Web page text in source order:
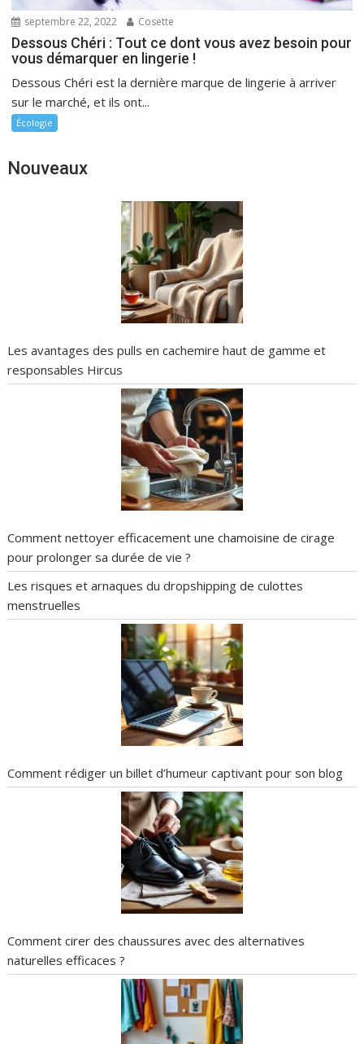
septembre 22, 2022 Cosette
Dessous Chéri : Tout ce dont vous avez besoin pour
vous démarquer en lingerie !
Dessous Chéri est la dernière marque de lingerie à arriver
sur le marché, et ils ont...
Écologie
Nouveaux
Les avantages des pulls en cachemire haut de gamme et
responsables Hircus
Comment nettoyer efficacement une chamoisine de cirage
pour prolonger sa durée de vie ?
Les risques et arnaques du dropshipping de culottes
menstruelles
Comment rédiger un billet d’humeur captivant pour son blog
Comment cirer des chaussures avec des alternatives
naturelles efficaces ?